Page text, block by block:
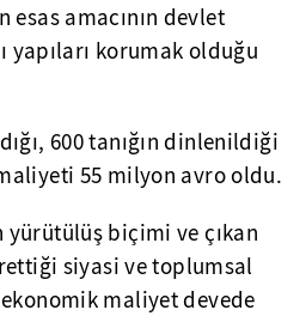
amacının devlet
yapıları korumak olduğu
600 tanığın dinlenildiği
55 milyon avro oldu.
yürütülüş biçimi ve çıkan
siyasi ve toplumsal
maliyet devede